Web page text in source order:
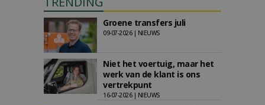
Groene transfers juli
09-07-2026 | NIEUWS
Niet het voertuig, maar het
werk van de klant is ons
vertrekpunt
16-07-2026 | NIEUWS